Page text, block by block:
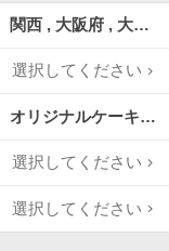
関西 , 大阪府 , 大阪市 , 大阪市西区
選択してください
オリジナルケーキ対応可,
選択してください
選択してください